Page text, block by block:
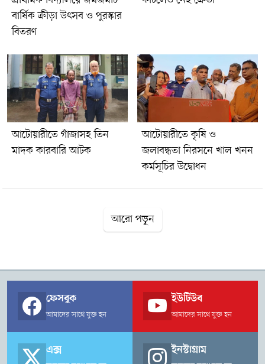
বার্ষিক ক্রীড়া উৎসব ও পুরস্কার
বিতরণ
আটোয়ারীতে গাঁজাসহ তিন
মাদক কারবারি আটক
আটোয়ারীতে কৃষি ও
জলাবদ্ধতা নিরসনে খাল খনন
কর্মসূচির উদ্বোধন
আরো পড়ুন
ফেসবুক
আমাদের সাথে যুক্ত হন
ইউটিউব
আমাদের সাথে যুক্ত হন
এক্স ইনস্টাগ্রাম